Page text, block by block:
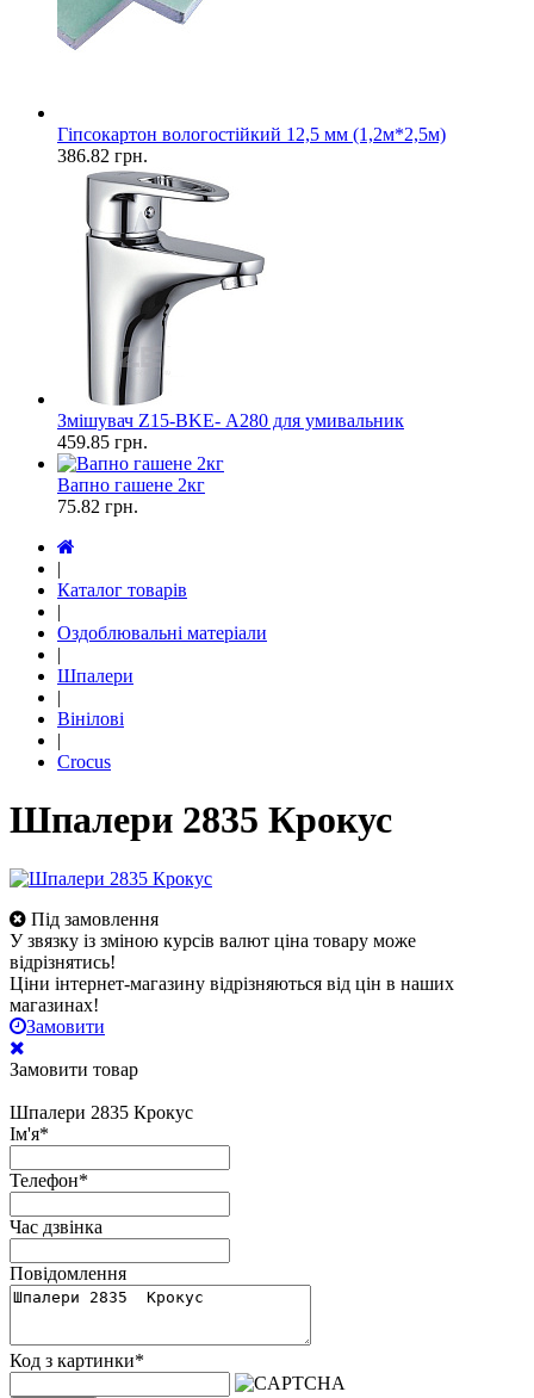
Гіпсокартон вологостійкий 12,5 мм (1,2м*2,5м)
386.82 грн.
Змішувач Z15-ВKE- А280 для умивальник
459.85 грн.
Вапно гашене 2кг
75.82 грн.
|
Каталог товарів
|
Оздоблювальні матеріали
|
Шпалери
|
Вінілові
|
Crocus
Шпалери 2835 Крокус
Під замовлення
У звязку із зміною курсів валют ціна товару може
відрізнятись!
Ціни інтернет-магазину відрізняються від цін в наших
магазинах!
Замовити
Замовити товар
Шпалери 2835 Крокус
Ім'я*
Телефон*
Час дзвінка
Повідомлення
Код з картинки*